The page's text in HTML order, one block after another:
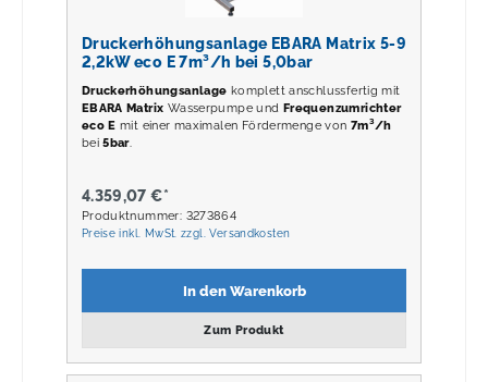
Druckerhöhungsanlage EBARA Matrix 5-9
2,2kW eco E 7m³/h bei 5,0bar
Druckerhöhungsanlage komplett anschlussfertig mit
EBARA Matrix Wasserpumpe und Frequenzumrichter
eco Emit einer maximalen Fördermenge von 7m³/h
bei5bar.
4.359,07 €*
Produktnummer: 3273864
Preise inkl. MwSt. zzgl. Versandkosten
In den Warenkorb
Zum Produkt